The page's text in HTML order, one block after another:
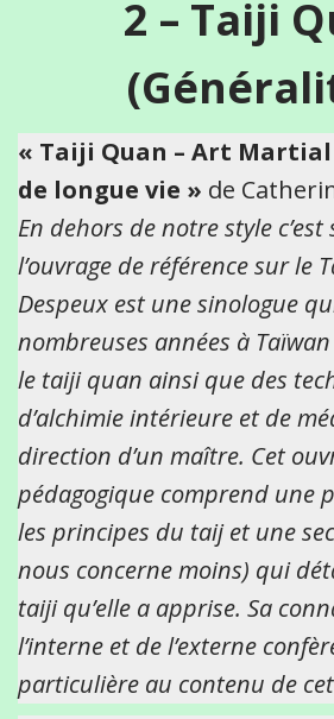
2 – Taiji
« Taiji Quan – Art
de longue vie » de
En dehors de notre style
l’ouvrage de référence sur le
Despeux est une sinologue
nombreuses années à
le taiji quan ainsi que des
d’alchimie intérieure et de
direction d’un maître. Cet
pédagogique comprend une
les principes du taij et une
nous concerne moins) qui
taiji qu’elle a apprise. Sa
l’interne et de l’externe
particulière au contenu de